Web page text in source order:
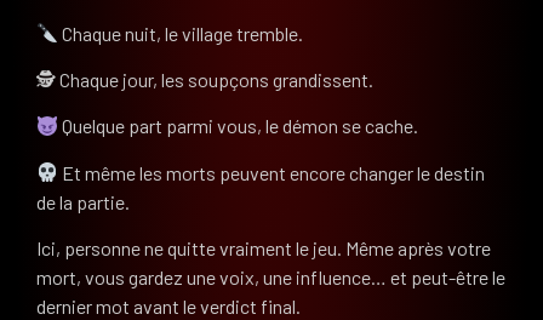
Chaque nuit, le village tremble.
🕵️ Chaque jour, les soupçons grandissent.
Quelque part parmi vous, le démon se cache.
Et même les morts peuvent encore changer le destin
de la partie.
Ici, personne ne quitte vraiment le jeu. Même après votre
mort, vous gardez une voix, une influence… et peut-être le
dernier mot avant le verdict final.